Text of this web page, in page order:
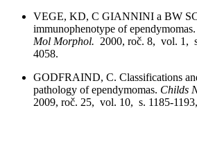
VEGE, KD, C GIANNINI a BW
immunophenotype of ependymomas.
Mol Morphol. 2000, roč. 8, vol. 1,
4058.
GODFRAIND, C. Classifications
pathology of ependymomas. Childs
2009, roč. 25, vol. 10, s. 1185-